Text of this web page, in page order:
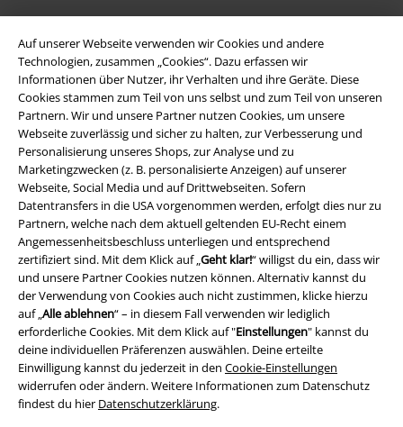
Auf unserer Webseite verwenden wir Cookies und andere
Technologien, zusammen „Cookies“. Dazu erfassen wir
Informationen über Nutzer, ihr Verhalten und ihre Geräte. Diese
Cookies stammen zum Teil von uns selbst und zum Teil von unseren
Partnern. Wir und unsere Partner nutzen Cookies, um unsere
Webseite zuverlässig und sicher zu halten, zur Verbesserung und
Personalisierung unseres Shops, zur Analyse und zu
Marketingzwecken (z. B. personalisierte Anzeigen) auf unserer
Webseite, Social Media und auf Drittwebseiten. Sofern
Datentransfers in die USA vorgenommen werden, erfolgt dies nur zu
Partnern, welche nach dem aktuell geltenden EU-Recht einem
Angemessenheitsbeschluss unterliegen und entsprechend
zertifiziert sind. Mit dem Klick auf „Geht klar!“ willigst du ein, dass wir
und unsere Partner Cookies nutzen können. Alternativ kannst du
der Verwendung von Cookies auch nicht zustimmen, klicke hierzu
auf „Alle ablehnen“ – in diesem Fall verwenden wir lediglich
erforderliche Cookies. Mit dem Klick auf "Einstellungen" kannst du
deine individuellen Präferenzen auswählen. Deine erteilte
Einwilligung kannst du jederzeit in den Cookie-Einstellungen
widerrufen oder ändern. Weitere Informationen zum Datenschutz
findest du hier Datenschutzerklärung.
Rechtliches
AGB
Impressum
Datenschutz
Entsorgung und Umweltschutz
Konformitätserklärung
Information zur Barrierefreiheit